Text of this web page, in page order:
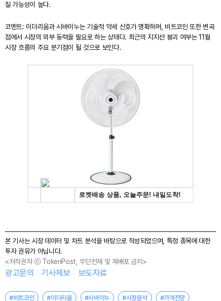
질 가능성이 높다.
코멘트: 이더리움과 시바이누는 기술적 약세 신호가 명확하며, 비트코인 또한 변곡
점에서 시장의 외부 동력을 필요로 하는 상태다. 최근의 지지선 붕괴 여부는 11월
시장 흐름의 주요 분기점이 될 것으로 보인다.
본 기사는 시장 데이터 및 차트 분석을 바탕으로 작성되었으며, 특정 종목에 대한
투자 권유가 아닙니다.
<저작권자 ⓒ TokenPost, 무단전재 및 재배포 금지>
광고문의 기사제보 보도자료
#비트코인 #이더리움 #시바이누 #시장분석 #가격전망